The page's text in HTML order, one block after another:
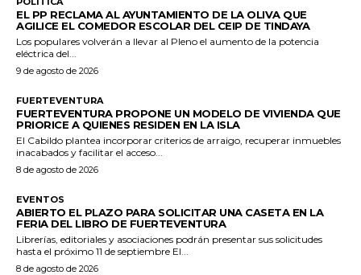
EL PP RECLAMA AL AYUNTAMIENTO DE LA OLIVA QUE
AGILICE EL COMEDOR ESCOLAR DEL CEIP DE TINDAYA
Los populares volverán a llevar al Pleno el aumento de la potencia
eléctrica del...
9 de agosto de 2026
FUERTEVENTURA
FUERTEVENTURA PROPONE UN MODELO DE VIVIENDA QUE
PRIORICE A QUIENES RESIDEN EN LA ISLA
El Cabildo plantea incorporar criterios de arraigo, recuperar inmuebles
inacabados y facilitar el acceso...
8 de agosto de 2026
EVENTOS
ABIERTO EL PLAZO PARA SOLICITAR UNA CASETA EN LA
FERIA DEL LIBRO DE FUERTEVENTURA
Librerías, editoriales y asociaciones podrán presentar sus solicitudes
hasta el próximo 11 de septiembre El...
8 de agosto de 2026